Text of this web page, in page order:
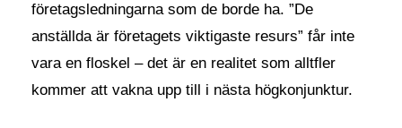
företagsledningarna som de borde ha. ”De
anställda är företagets viktigaste resurs” får inte
vara en floskel – det är en realitet som alltfler
kommer att vakna upp till i nästa högkonjunktur.